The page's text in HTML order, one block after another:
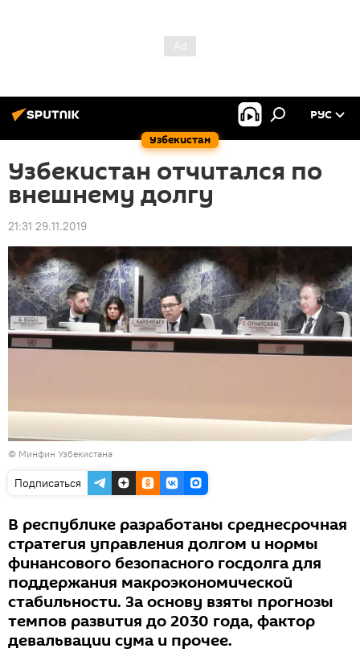
Узбекистан
РУС
Узбекистан отчитался по
внешнему долгу
21:31 29.11.2019
© Минфин Узбекистана
Подписаться
В республике разработаны среднесрочная
стратегия управления долгом и нормы
финансового безопасного госдолга для
поддержания макроэкономической
стабильности. За основу взяты прогнозы
темпов развития до 2030 года, фактор
девальвации сума и прочее.